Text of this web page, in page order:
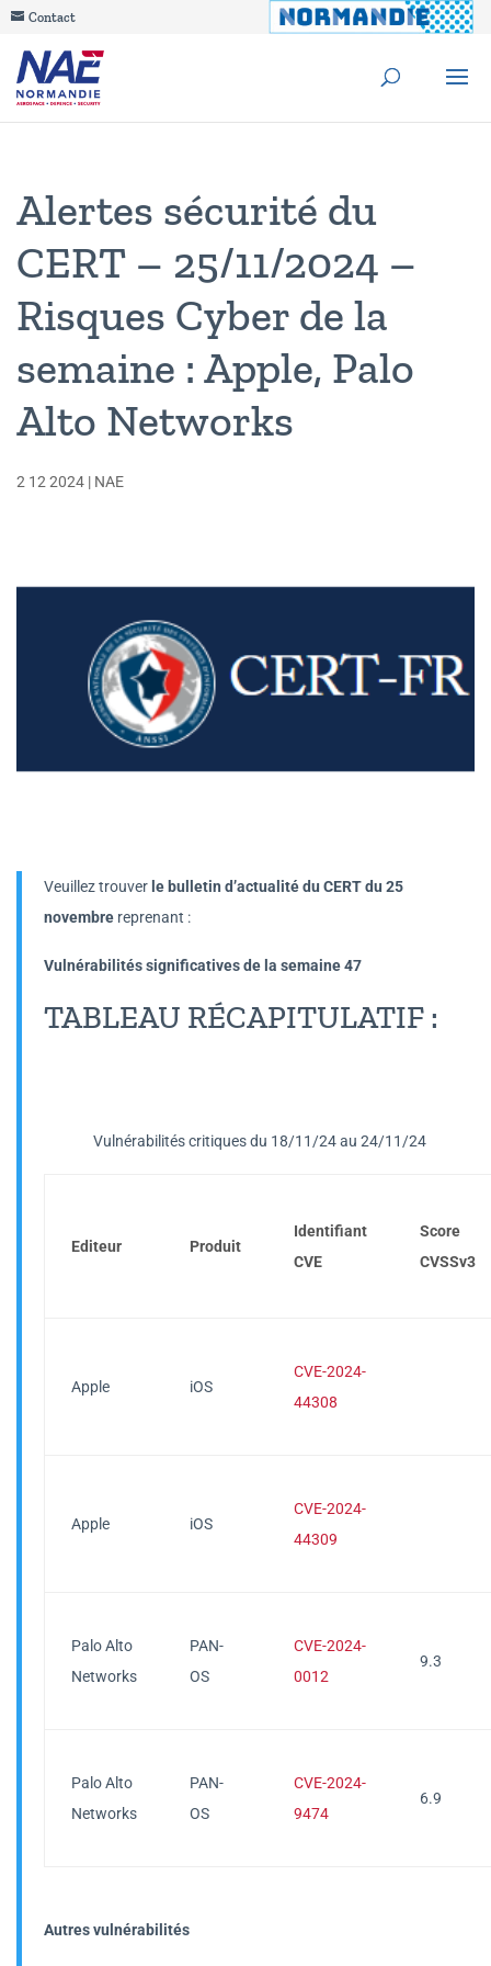
Contact
Alertes sécurité du
CERT – 25/11/2024 –
Risques Cyber de la
semaine : Apple, Palo
Alto Networks
2 12 2024 | NAE
Veuillez trouver le bulletin d’actualité du CERT du 25
novembre reprenant :
Vulnérabilités significatives de la semaine 47
TABLEAU RÉCAPITULATIF :
Vulnérabilités critiques du 18/11/24 au 24/11/24
Editeur Produit
Identifiant
CVE
Score
CVSSv3
Apple iOS
CVE-2024-
44308
Apple iOS
CVE-2024-
44309
Palo Alto
Networks
PAN-
OS
CVE-2024-
0012
9.3
Palo Alto
Networks
PAN-
OS
CVE-2024-
9474
6.9
Autres vulnérabilités